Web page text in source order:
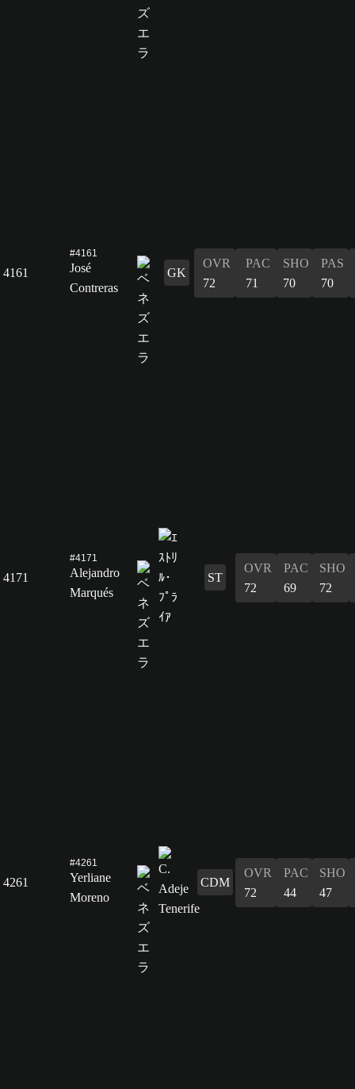
4161
#4161
José
Contreras
GK
OVR
72
PAC
71
SHO
70
PAS
70
4171
#4171
Alejandro
Marqués
ST
OVR
72
PAC
69
SHO
72
4261
#4261
Yerliane
Moreno
CDM
OVR
72
PAC
44
SHO
47